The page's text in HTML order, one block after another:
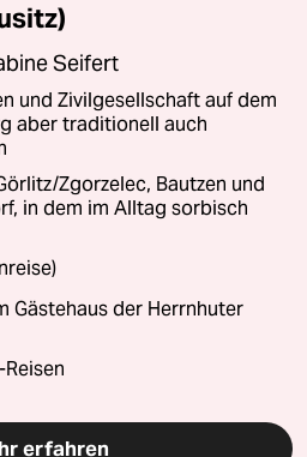
Seifert
und Zivilgesellschaft auf dem
aber traditionell auch
Zgorzelec, Bautzen und
in dem im Alltag sorbisch
Gästehaus der Herrnhuter
erfahren